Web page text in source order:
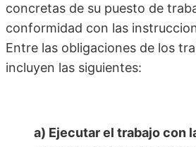
concretas de su puesto de
conformidad con las
Entre las obligaciones de los
incluyen las siguientes:
a) Ejecutar el trabajo con